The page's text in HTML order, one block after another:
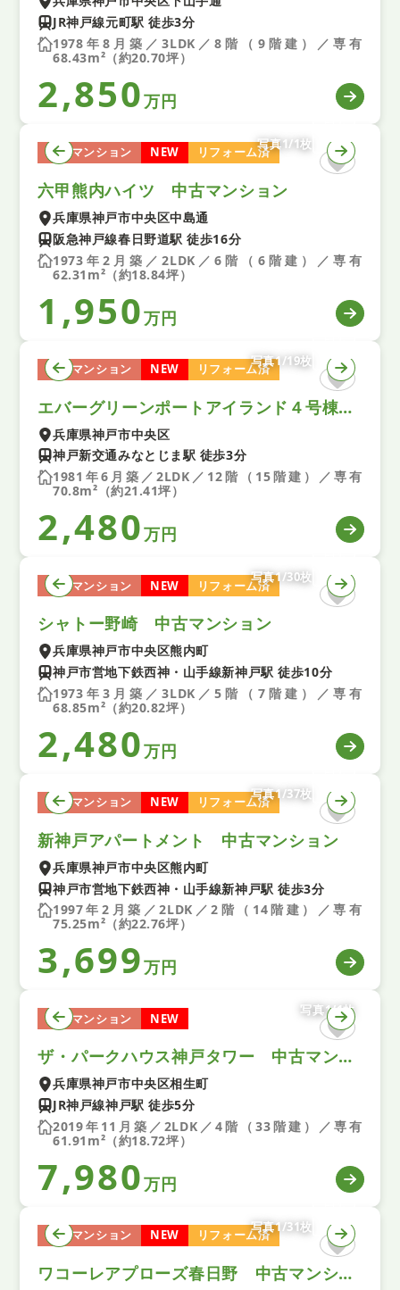
JR神戸線元町駅 徒歩3分
1978年8月築／3LDK／8階（9階建）／専有
68.43m²（約20.70坪）
2,850万円
中古マンション NEW リフォーム済
写真1/1枚
六甲熊内ハイツ 中古マンション
兵庫県神戸市中央区中島通
阪急神戸線春日野道駅 徒歩16分
1973年2月築／2LDK／6階（6階建）／専有
62.31m²（約18.84坪）
1,950万円
中古マンション NEW リフォーム済
写真1/19枚
エバーグリーンポートアイランド４号棟 中古マンション
兵庫県神戸市中央区
神戸新交通みなとじま駅 徒歩3分
1981年6月築／2LDK／12階（15階建）／専有
70.8m²（約21.41坪）
2,480万円
中古マンション NEW リフォーム済
写真1/30枚
シャトー野崎 中古マンション
兵庫県神戸市中央区熊内町
神戸市営地下鉄西神・山手線新神戸駅 徒歩10分
1973年3月築／3LDK／5階（7階建）／専有
68.85m²（約20.82坪）
2,480万円
中古マンション NEW リフォーム済
写真1/37枚
新神戸アパートメント 中古マンション
兵庫県神戸市中央区熊内町
神戸市営地下鉄西神・山手線新神戸駅 徒歩3分
1997年2月築／2LDK／2階（14階建）／専有
75.25m²（約22.76坪）
3,699万円
中古マンション NEW
写真1/1枚
ザ・パークハウス神戸タワー 中古マンション
兵庫県神戸市中央区相生町
JR神戸線神戸駅 徒歩5分
2019年11月築／2LDK／4階（33階建）／専有
61.91m²（約18.72坪）
7,980万円
中古マンション NEW リフォーム済
写真1/31枚
ワコーレアプローズ春日野 中古マンション